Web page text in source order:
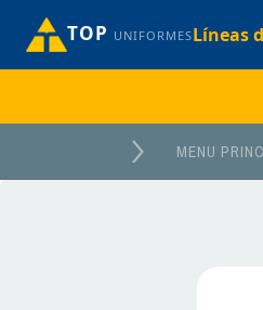
TOP UNIFORMESLíneas
MENU